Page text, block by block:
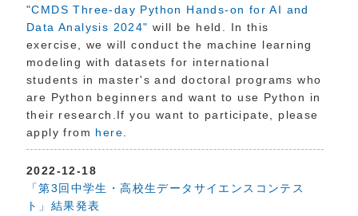
"CMDS Three-day Python Hands-on for AI and
Data Analysis 2024" will be held. In this
exercise, we will conduct the machine learning
modeling with datasets for international
students in master's and doctoral programs who
are Python beginners and want to use Python in
their research.If you want to participate, please
apply from here.
2022-12-18
「第3回中学生・高校生データサイエンスコンテス
ト」結果発表